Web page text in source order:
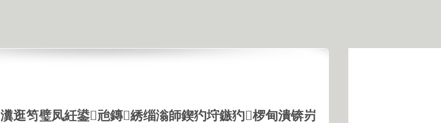
瀵逛笉璧凤紝鍙兘鏄綉缁滃師鍥犳垨鏃犳椤甸潰锛岃